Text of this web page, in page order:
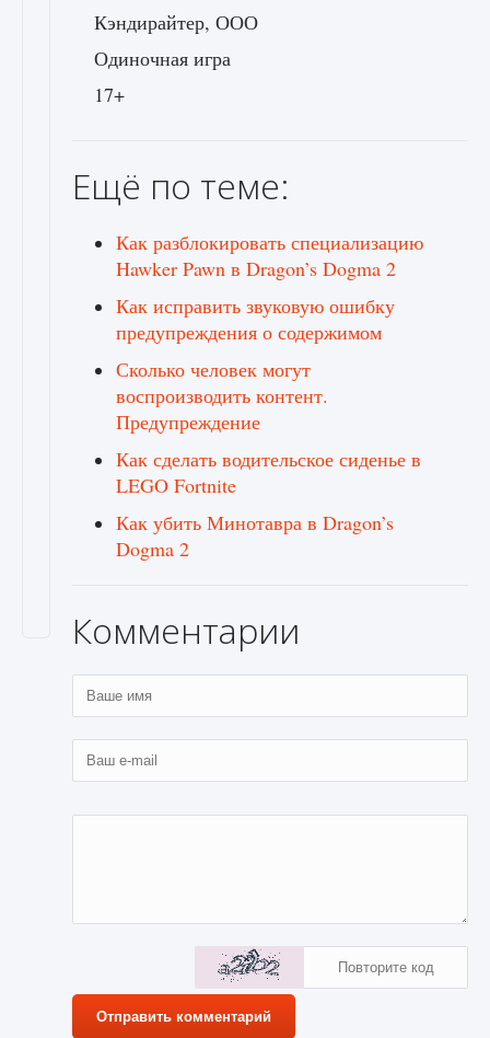
Кэндирайтер, ООО
Одиночная игра
17+
Ещё по теме:
Как разблокировать специализацию
Hawker Pawn в Dragon’s Dogma 2
Как исправить звуковую ошибку
предупреждения о содержимом
Сколько человек могут
воспроизводить контент.
Предупреждение
Как сделать водительское сиденье в
LEGO Fortnite
Как убить Минотавра в Dragon’s
Dogma 2
Комментарии
Отправить комментарий